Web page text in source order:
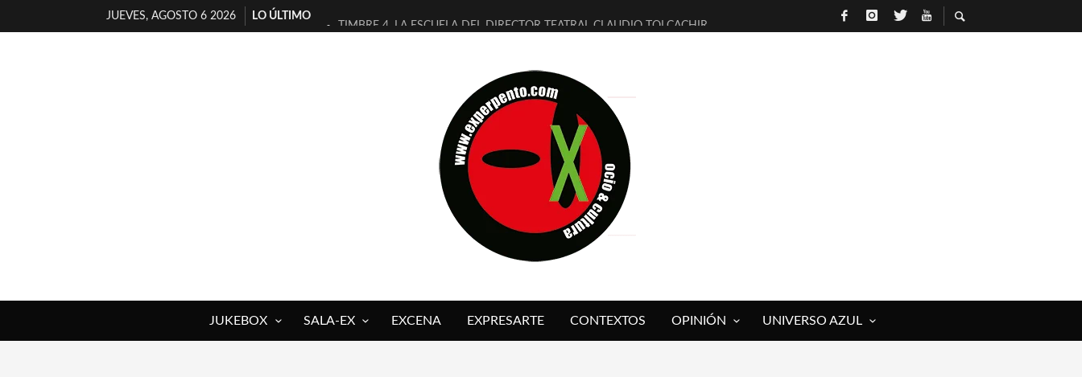
JUEVES, AGOSTO 6 2026
LO ÚLTIMO
TIMBRE 4, LA ESCUELA DEL DIRECTOR TEATRAL CLAUDIO TOLCACHIR
MILITARES JUDÍAS EN #EXVITA
D’BALDOMEROS REINVENTAN [BITÁCORA 3.0] EN EXVITA
MARSHALL FLASH PRESENTA EN EXVITA [RELATIVA SENCILLEZ]
JOFRE BARDAGÍ EN EXVITA INTERPRETANDO A SERRAT
YORCH PRESENTA [CURSO DE ARMONÍA PERSECUTORIA] EN EXVITA
MAGALÍ SARE NOS EXPLICA [DESCASADA]
JUKEBOX SALA-EX EXCENA EXPRESARTE CONTEXTOS OPINIÓN UNIVERSO AZUL